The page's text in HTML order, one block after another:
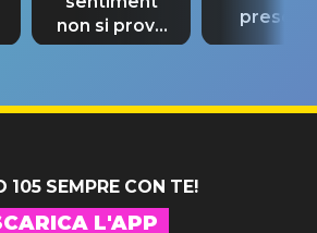
non si prova
fino alla notte
“Così
105 SEMPRE CON TE!
L'APP